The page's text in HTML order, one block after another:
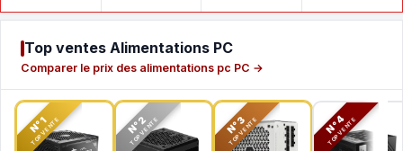
Top ventes Alimentations PC
Comparer le prix des alimentations pc PC →
N°1
TOP VENTE N°2
TOP VENTE N°3
TOP VENTE N°4
TOP VENTE